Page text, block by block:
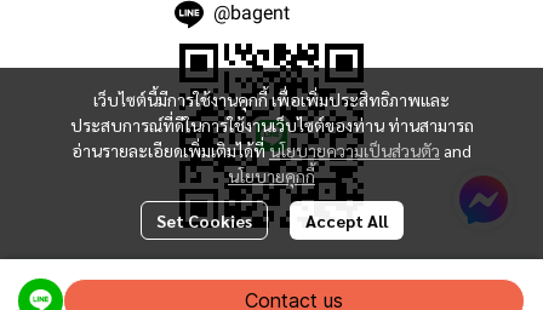
Contact us
เว็บไซต์นี้มีการใช้งานคุกกี้ เพื่อเพิ่มประสิทธิภาพและ
ประสบการณ์ที่ดีในการใช้งานเว็บไซต์ของท่าน ท่านสามารถ
อ่านรายละเอียดเพิ่มเติมได้ที่นโยบายความเป็นส่วนตัว and
นโยบายคุกกี้
Set Cookies Accept All
@bagent